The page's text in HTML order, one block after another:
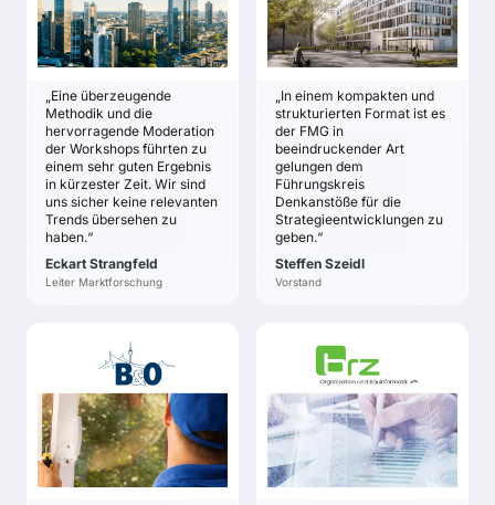
„Eine überzeugende
Methodik und die
hervorragende Moderation
der Workshops führten zu
einem sehr guten Ergebnis
in kürzester Zeit. Wir sind
uns sicher keine relevanten
Trends übersehen zu
haben.“
Eckart Strangfeld
Leiter Marktforschung
Identifizierung und
Bewertung der
relevanten Trends für
Szenario-Analyse und
Strategiearbeit
Begeisterung des
Zukunftsteams für die
systematische und
kreative Arbeit an der
langfristigen Zukunft
„In einem kompakten und
strukturierten Format ist es
der FMG in
beeindruckender Art
gelungen dem
Führungskreis
Denkanstöße für die
Strategieentwicklungen zu
geben.“
Steffen Szeidl
Vorstand
Welche Trends und
Technologien sind
relevant für das Bauen
Immobilien in der
Zukunft?
Was brauchen
Führungsteams für eine
erfolgreiche Zukunft?
Welchen zukünftigen
Disruptionen stehen die
Geschäftsmodelle
die man nach außen
vertritt?
B&O SERVICE UND
MESSTECHNIK AG
Brigitte Dworak
ZIELE
Klarheit über die
Zukunft der für die B&O
Oswald Heizenreder
ZIELE
Ziel des Projekts war
die Bestimmung der
strategischen